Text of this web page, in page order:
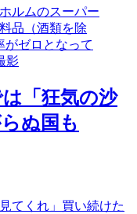
「狂気の沙
ぬ国も
てくれ」買い続けた